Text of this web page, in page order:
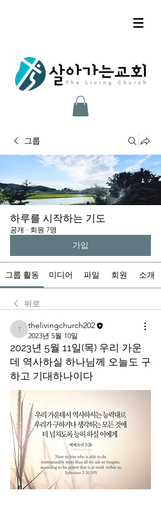
그룹
하루를 시작하는 기도
공개 · 회원 7명
가입
그룹 활동 미디어 파일 회원 소개
뒤로
thelivingchurch202
thelivingchurch202
2023년 5월 10일
2023년 5월 11일(목) 우리 가운
데 역사하실 하나님께 오늘도 구
하고 기대하나이다